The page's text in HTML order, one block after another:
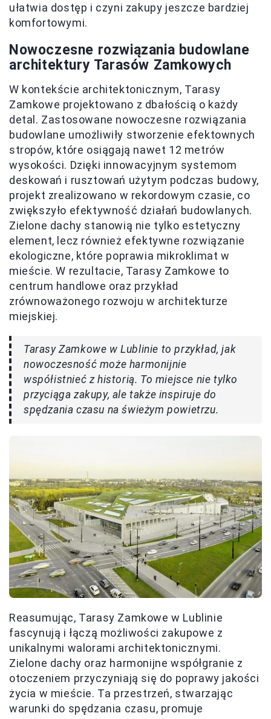
ułatwia dostęp i czyni zakupy jeszcze bardziej
komfortowymi.
Nowoczesne rozwiązania budowlane
architektury Tarasów Zamkowych
W kontekście architektonicznym, Tarasy
Zamkowe projektowano z dbałością o każdy
detal. Zastosowane nowoczesne rozwiązania
budowlane umożliwiły stworzenie efektownych
stropów, które osiągają nawet 12 metrów
wysokości. Dzięki innowacyjnym systemom
deskowań i rusztowań użytym podczas budowy,
projekt zrealizowano w rekordowym czasie, co
zwiększyło efektywność działań budowlanych.
Zielone dachy stanowią nie tylko estetyczny
element, lecz również efektywne rozwiązanie
ekologiczne, które poprawia mikroklimat w
mieście. W rezultacie, Tarasy Zamkowe to
centrum handlowe oraz przykład
zrównoważonego rozwoju w architekturze
miejskiej.
Tarasy Zamkowe w Lublinie to przykład, jak
nowoczesność może harmonijnie
współistnieć z historią. To miejsce nie tylko
przyciąga zakupy, ale także inspiruje do
spędzania czasu na świeżym powietrzu.
Reasumując, Tarasy Zamkowe w Lublinie
fascynują i łączą możliwości zakupowe z
unikalnymi walorami architektonicznymi.
Zielone dachy oraz harmonijne współgranie z
otoczeniem przyczyniają się do poprawy jakości
życia w mieście. Ta przestrzeń, stwarzając
warunki do spędzania czasu, promuje